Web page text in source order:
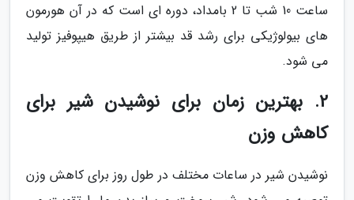
ساعت 10 شب تا 2 بامداد، دوره ای است که در آن هورمون
های بیولوژیکی برای رشد قد بیشتر از طریق هیپوفیز تولید
می شود.
2. بهترین زمان برای نوشیدن شیر برای
کاهش وزن
نوشیدن شیر در ساعات مختلف در طول روز برای کاهش وزن